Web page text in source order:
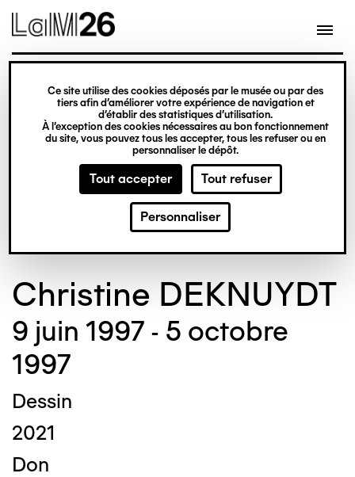
Gestion des cookies
Ce site utilise des cookies déposés par le musée ou par des
tiers afin d’améliorer votre expérience de navigation et
d’établir des statistiques d’utilisation.
À l’exception des cookies nécessaires au bon fonctionnement
du site, vous pouvez tous les accepter, tous les refuser ou en
personnaliser le dépôt.
Tout accepter Tout refuser
Personnaliser
contenu
© Crédit photo : Nicolas Dewitte/LaM Lille
métropole musée d’art moderne d’art
contemporain et d’art brut
Christine DEKNUYDT
9 juin 1997 - 5 octobre
1997
Dessin
2021
Don